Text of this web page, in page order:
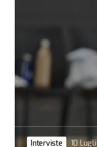
Interviste 10